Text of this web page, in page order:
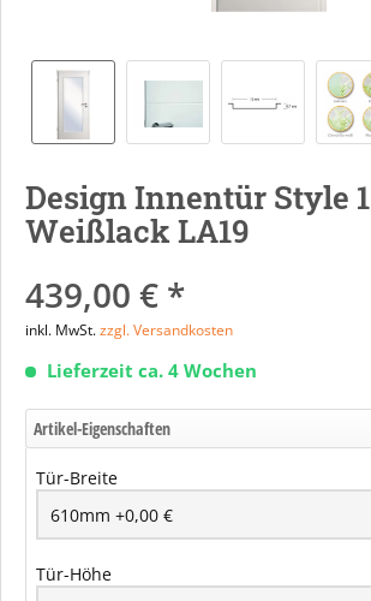
Design Innentür Style 1
Weißlack LA19
439,00 € *
inkl. MwSt.zzgl. Versandkosten
Lieferzeit ca. 4 Wochen
Artikel-Eigenschaften
Tür-Breite
Tür-Höhe